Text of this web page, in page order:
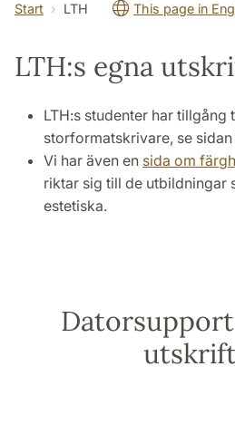
Start LTH This page in
LTH:s egna
LTH:s studenter har tillgång
storformatskrivare, se
Vi har även en sida om
riktar sig till de utbildningar
estetiska.